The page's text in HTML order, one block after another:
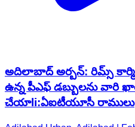
అదిలాబాద్ అర్బన్: రిమ్స్
ఉన్న పీఎఫ్ డబ్బులను
చేయాli:ఏఐటీయూసీ రాములు